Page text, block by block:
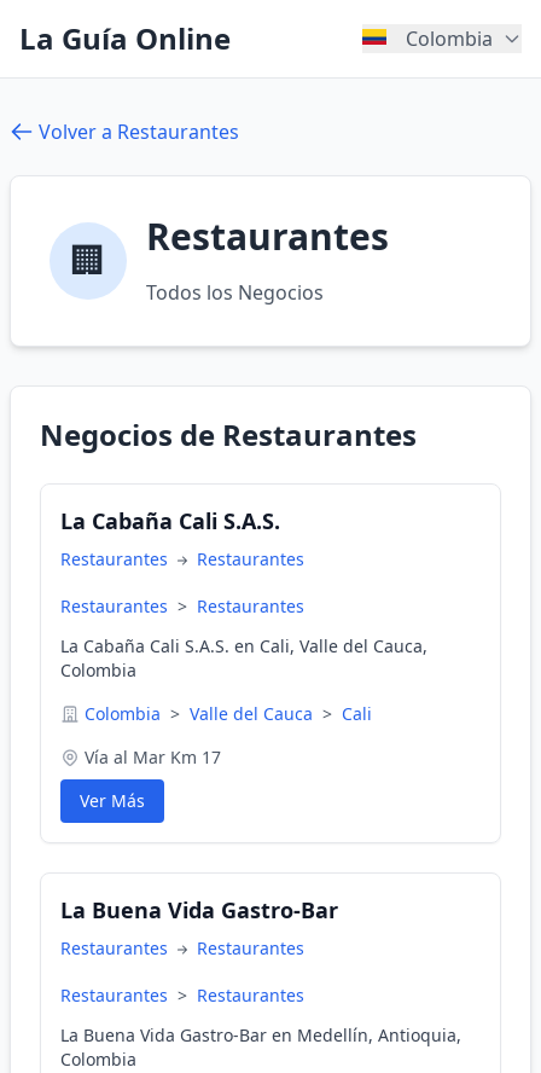
La Guía Online Colombia
Volver a Restaurantes
🏢 Restaurantes
Todos los Negocios
Negocios de Restaurantes
La Cabaña Cali S.A.S.
Restaurantes Restaurantes
Restaurantes > Restaurantes
La Cabaña Cali S.A.S. en Cali, Valle del Cauca,
Colombia
Colombia > Valle del Cauca > Cali
Vía al Mar Km 17
Ver Más
La Buena Vida Gastro-Bar
Restaurantes Restaurantes
Restaurantes > Restaurantes
La Buena Vida Gastro-Bar en Medellín, Antioquia,
Colombia